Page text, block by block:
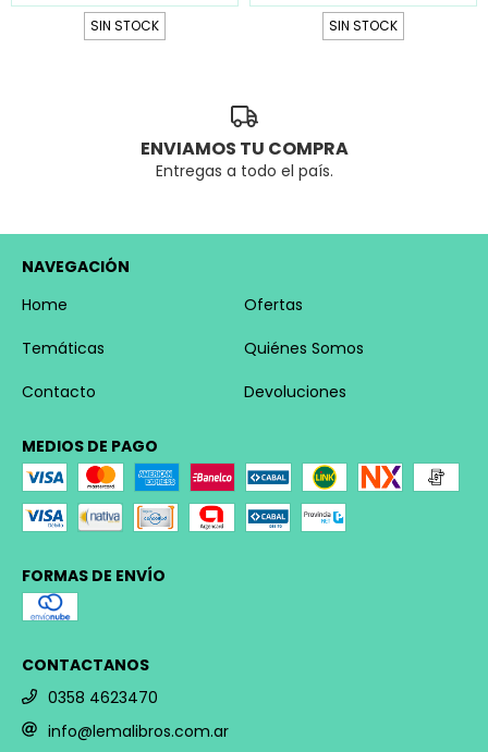
SIN STOCK
SIN STOCK
ENVIAMOS TU COMPRA
Entregas a todo el país.
NAVEGACIÓN
Home
Ofertas
Temáticas
Quiénes Somos
Contacto
Devoluciones
MEDIOS DE PAGO
FORMAS DE ENVÍO
CONTACTANOS
0358 4623470
info@lemalibros.com.ar